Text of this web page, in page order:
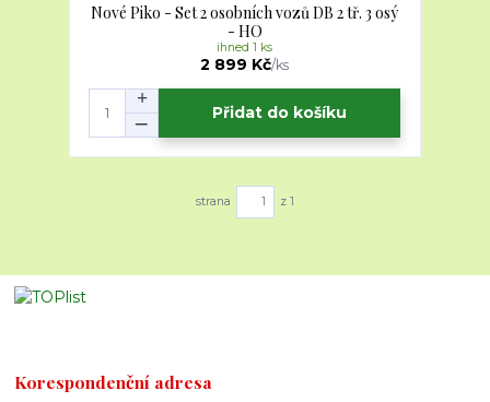
Nové Piko - Set 2 osobních vozů DB 2 tř. 3 osý
- HO
2 899 Kč/ks
ihned 1 ks
Přidat do košíku
strana z 1
Korespondenční adresa